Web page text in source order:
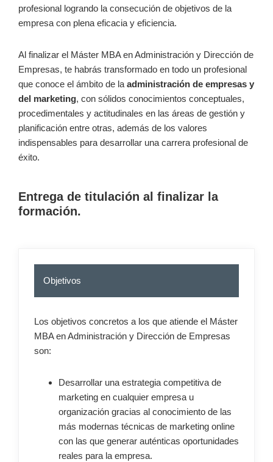
profesional logrando la consecución de objetivos de la
empresa con plena eficacia y eficiencia.
Al finalizar el Máster MBA en Administración y Dirección de
Empresas, te habrás transformado en todo un profesional
que conoce el ámbito de la administración de empresas y
del marketing, con sólidos conocimientos conceptuales,
procedimentales y actitudinales en las áreas de gestión y
planificación entre otras, además de los valores
indispensables para desarrollar una carrera profesional de
éxito.
Entrega de titulación al finalizar la
formación.
Objetivos
Los objetivos concretos a los que atiende el Máster
MBA en Administración y Dirección de Empresas
son:
Desarrollar una estrategia competitiva de
marketing en cualquier empresa u
organización gracias al conocimiento de las
más modernas técnicas de marketing online
con las que generar auténticas oportunidades
reales para la empresa.